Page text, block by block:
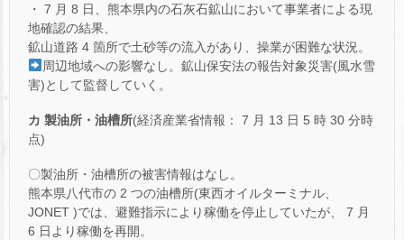
・ 7 月 8 日、熊本県内の石灰石鉱山において事業者による現
地確認の結果、
鉱山道路 4 箇所で土砂等の流入があり、操業が困難な状況。
周辺地域への影響なし。鉱山保安法の報告対象災害(風水雪
害)として監督していく。
カ 製油所・油槽所(経済産業省情報： 7 月 13 日 5 時 30 分時
点)
〇製油所・油槽所の被害情報はなし。
熊本県八代市の 2 つの油槽所(東西オイルターミナル、
JONET )では、避難指示により稼働を停止していたが、 7 月
6 日より稼働を再開。